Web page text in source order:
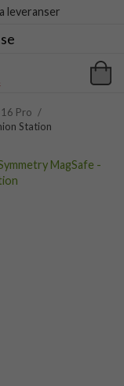
leveranser
Pro /
Station